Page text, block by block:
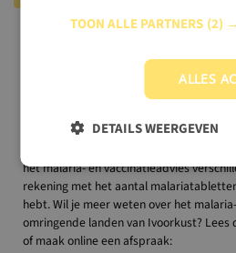
het malaria- en vaccinatieadvies
rekening met het aantal
hebt. Wil je meer weten over het
omringende landen van Ivoorkust?
of maak online een afspraak:
TOON ALLE PARTNERS (2) →
ALLES
DETAILS WEERGEVEN